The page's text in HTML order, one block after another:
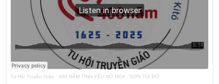
Tu Hội Truyền Giáo · 400 NĂM TÌNH YÊU NỞ HOA - SƠN TÚI ĐỎ